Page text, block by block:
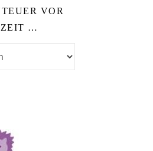
VOR
ZEIT …